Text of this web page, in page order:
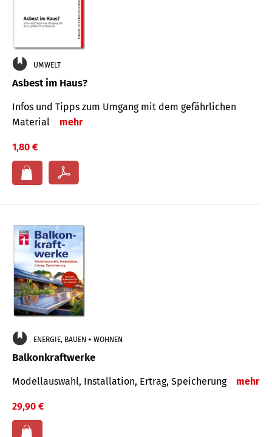
UMWELT
Asbest im Haus?
Infos und Tipps zum Um­gang mit dem ge­fähr­lichen
Mate­rial
mehr
1,80 €
ENERGIE, BAUEN + WOHNEN
Balkonkraftwerke
Modellauswahl, Installation, Ertrag, Speicherung mehr
29,90 €